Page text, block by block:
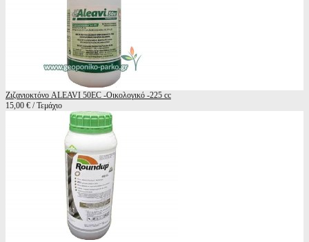
Ζιζανιοκτόνο ALEAVI 50EC -Oικολογικό -225 cc
15,00 € / Τεμάχιο